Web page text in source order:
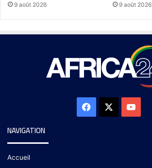
9 août 2026 9 août 2026
NAVIGATION
Accueil